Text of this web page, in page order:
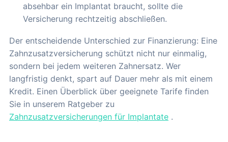
absehbar ein Implantat braucht, sollte die
Versicherung rechtzeitig abschließen.
Der entscheidende Unterschied zur Finanzierung: Eine
Zahnzusatzversicherung schützt nicht nur einmalig,
sondern bei jedem weiteren Zahnersatz. Wer
langfristig denkt, spart auf Dauer mehr als mit einem
Kredit. Einen Überblick über geeignete Tarife finden
Sie in unserem Ratgeber zu
Zahnzusatzversicherungen für Implantate .